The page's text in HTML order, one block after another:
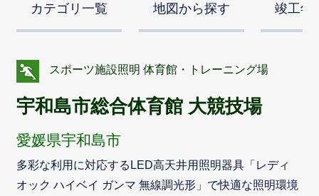
カテゴリ一覧 地図から探す 竣工年
スポーツ施設照明 体育館・トレーニング場
宇和島市総合体育館 大競技場
愛媛県宇和島市
多彩な利用に対応するLED高天井用照明器具「レディ
オック ハイベイ ガンマ 無線調光形」で快適な照明環境